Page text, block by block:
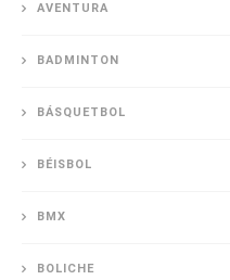
AVENTURA
BADMINTON
BÁSQUETBOL
BÉISBOL
BMX
BOLICHE